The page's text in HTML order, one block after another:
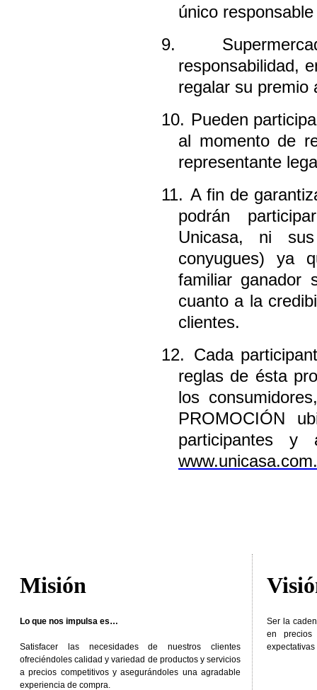
único
9.
responsabilidad,
regalar su premio
10. Pueden
al momento de
representante
11. A fin de
podrán
Unicasa, ni
conyugues) ya
familiar ganador
cuanto a la
clientes.
12.
Cada
reglas de ésta
los
PROMOCIÓN
participantes
Misión
Lo que nos impulsa es…
Satisfacer las necesidades de nuestros clientes
ofreciéndoles calidad y variedad de productos y servicios
a precios competitivos y asegurándoles una agradable
experiencia de compra.
Ser la
en